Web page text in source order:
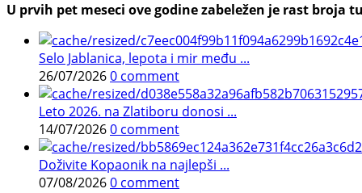
U prvih pet meseci ove godine zabeležen je rast
Selo Jablanica, lepota i mir među ...
26/07/20260 comment
Leto 2026. na Zlatiboru donosi ...
14/07/20260 comment
Doživite Kopaonik na najlepši ...
07/08/20260 comment